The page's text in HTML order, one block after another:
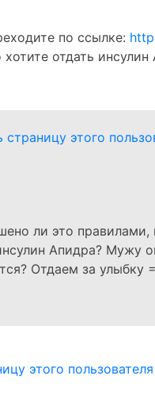
по ссылке:
отдать
ли это правилами,
Апидра? Мужу
Отдаем за улыбку